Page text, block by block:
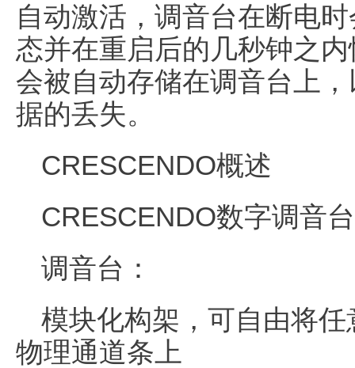
自动激活，调音台在断电
态并在重启后的几秒钟之
会被自动存储在调音台上
据的丢失。
CRESCENDO概述
CRESCENDO数字调音
调音台：
模块化构架，可自由将
物理通道条上